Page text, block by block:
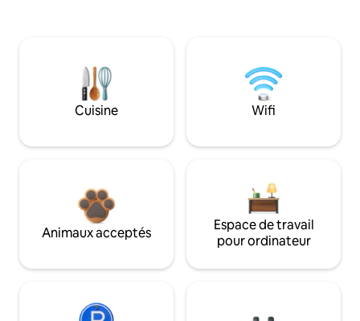
Cuisine Wifi
Animaux acceptés
Espace de travail
pour ordinateur